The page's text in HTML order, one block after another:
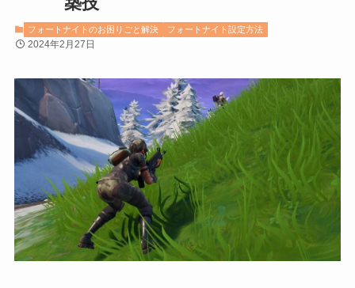
フォートナイトのお困りごと解決 フォートナイト設定方法
2024年2月27日